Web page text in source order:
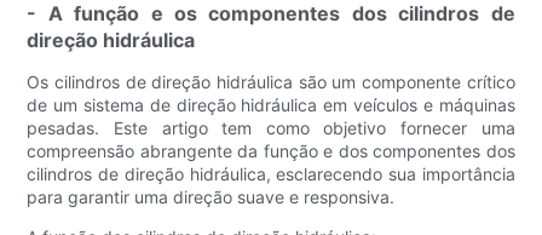
- A função e os componentes dos cilindros de
direção hidráulica
Os cilindros de direção hidráulica são um componente crítico
de um sistema de direção hidráulica em veículos e máquinas
pesadas. Este artigo tem como objetivo fornecer uma
compreensão abrangente da função e dos componentes dos
cilindros de direção hidráulica, esclarecendo sua importância
para garantir uma direção suave e responsiva.